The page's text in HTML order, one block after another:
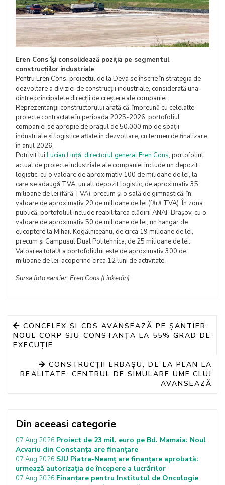
Eren Cons își consolidează poziția pe segmentul
construcțiilor industriale
Pentru Eren Cons, proiectul de la Deva se înscrie în strategia de
dezvoltare a diviziei de construcții industriale, considerată una
dintre principalele direcții de creștere ale companiei.
Reprezentanții constructorului arată că, împreună cu celelalte
proiecte contractate în perioada 2025-2026, portofoliul
companiei se apropie de pragul de 50.000 mp de spații
industriale și logistice aflate în dezvoltare, cu termen de finalizare
în anul 2026.
Potrivit lui Lucian Lință, directorul general Eren Cons, portofoliul
actual de proiecte industriale ale companiei include un depozit
logistic, cu o valoare de aproximativ 100 de milioane de lei, la
care se adaugă TVA, un alt depozit logistic, de aproximativ 35
milioane de lei (fără TVA), precum și o sală de gimnastică, în
valoare de aproximativ 20 de milioane de lei (fără TVA). În zona
publică, portofoliul include reabilitarea clădirii ANAF Brașov, cu o
valoare de aproximativ 50 de milioane de lei, un hangar de
elicoptere la Mihail Kogălniceanu, de circa 19 milioane de lei,
precum și Campusul Dual Politehnica, de 25 milioane de lei.
Valoarea totală a portofoliului este de aproximativ 300 de
milioane de lei, acoperind circa 12 luni de activitate.
Sursa foto șantier: Eren Cons (Linkedin)
CONCELEX ȘI CDS AVANSEAZĂ PE ȘANTIER:
NOUL CORP SJU CONSTANȚA LA 55% GRAD DE
EXECUȚIE
CONSTRUCȚII ERBAȘU, DE LA PLAN LA
REALITATE: CENTRUL DE SIMULARE UMF CLUJ
AVANSEAZĂ
Din aceeasi categorie
07 Aug 2026 Proiect de 23 mil. euro pe Bd. Mamaia: Noul
Acvariu din Constanța are finanțare
07 Aug 2026 SJU Piatra-Neamț are finanțare aprobată:
urmează autorizația de începere a lucrărilor
07 Aug 2026 Finanțare pentru Institutul de Oncologie